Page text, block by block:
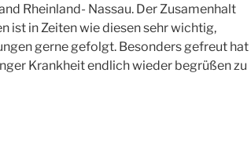
Rheinland- Nassau. Der Zusamenhalt
ist in Zeiten wie diesen sehr wichtig,
gerne gefolgt. Besonders gefreut hat
Krankheit endlich wieder begrüßen zu